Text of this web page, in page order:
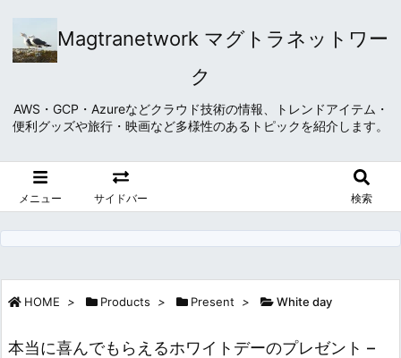
Magtranetwork マグトラネットワー
ク
AWS・GCP・Azureなどクラウド技術の情報、トレンドアイテム・
便利グッズや旅行・映画など多様性のあるトピックを紹介します。
メニュー サイドバー 検索
HOME > Products > Present > White day
本当に喜んでもらえるホワイトデーのプレゼント –